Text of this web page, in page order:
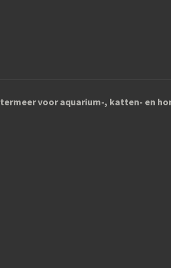
voor aquarium-, katten- en